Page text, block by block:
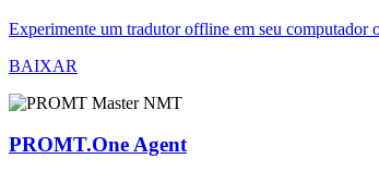
Experimente um tradutor offline em seu computador
BAIXAR
PROMT.One Agent